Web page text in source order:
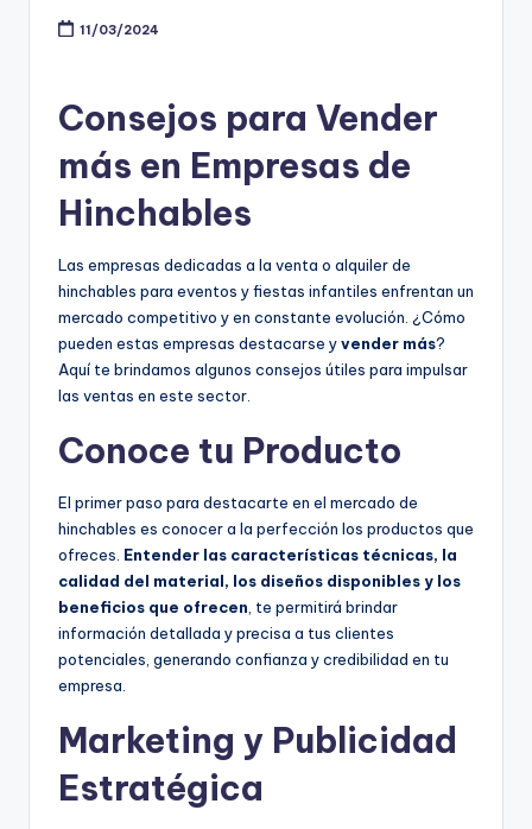
11/03/2024
Consejos para Vender
más en Empresas de
Hinchables
Las empresas dedicadas a la venta o alquiler de
hinchables para eventos y fiestas infantiles enfrentan un
mercado competitivo y en constante evolución. ¿Cómo
pueden estas empresas destacarse yvender más?
Aquí te brindamos algunos consejos útiles para impulsar
las ventas en este sector.
Conoce tu Producto
El primer paso para destacarte en el mercado de
hinchables es conocer a la perfección los productos que
ofreces. Entender las características técnicas, la
calidad del material, los diseños disponibles y los
beneficios que ofrecen , te permitirá brindar
información detallada y precisa a tus clientes
potenciales, generando confianza y credibilidad en tu
empresa.
Marketing y Publicidad
Estratégica